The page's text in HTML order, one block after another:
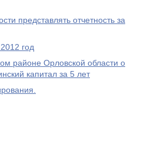
представлять отчетность за
год
районе Орловской области о
капитал за 5 лет